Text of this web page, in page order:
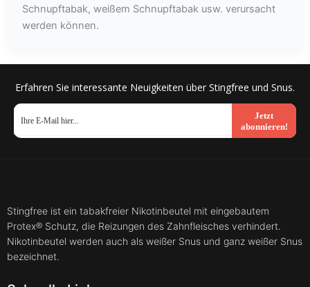
Schnupftabak, weißem Schnupftabak usw. verursacht
werden können.
Erfahren Sie interessante Neuigkeiten über Stingfree und Snus.
Jetzt
abonnieren!
Stingfree ist ein tabakfreier Nikotinbeutel mit eingebautem
Protex® Schutz, die Reizungen des Zahnfleisches verhindert.
Nikotinbeutel werden auch als weißer Snus und ganz weißer Snus
bezeichnet.